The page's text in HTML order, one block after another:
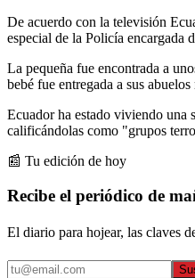
De acuerdo con la televisión
especial de la Policía encargada
La pequeña fue encontrada a
bebé fue entregada a sus
Ecuador ha estado viviendo una
calificándolas como "grupos
📰 Tu edición de hoy
Recibe el periódico de
El diario para hojear, las claves